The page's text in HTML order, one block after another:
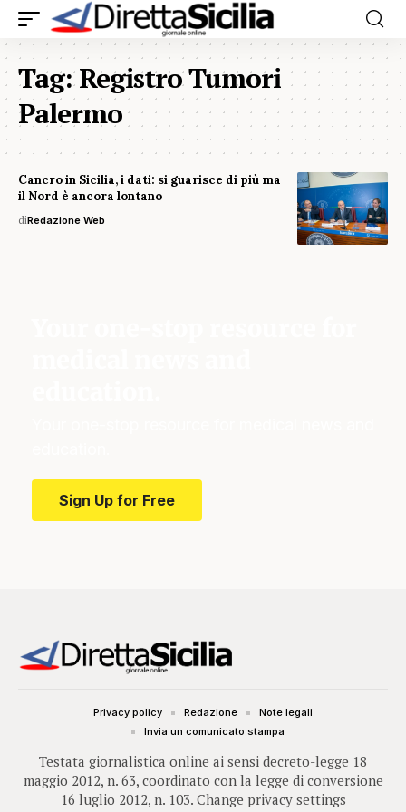
Tag:Registro Tumori
Palermo
Cancro in Sicilia, i dati: si guarisce di più ma
il Nord è ancora lontano
diRedazione Web
Sign Up for Free
Testata giornalistica online ai sensi decreto-legge 18
maggio 2012, n. 63, coordinato con la legge di conversione
16 luglio 2012, n. 103. Change privacy settings
Privacy policy Redazione
Note legali
Invia un comunicato stampa